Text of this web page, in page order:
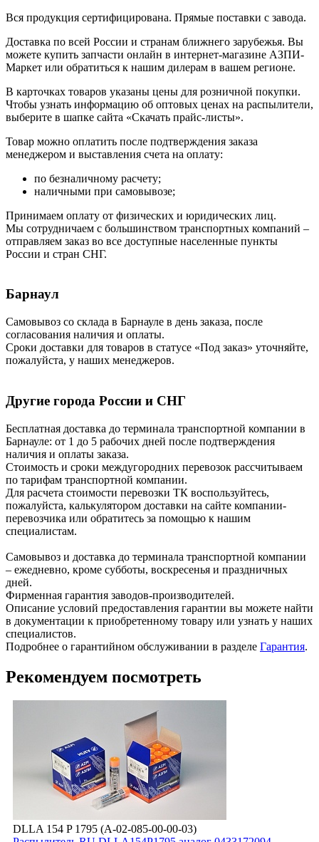
Вся продукция сертифицирована. Прямые поставки с завода.
Доставка по всей России и странам ближнего зарубежья. Вы
можете купить запчасти онлайн в интернет-магазине АЗПИ-
Маркет или обратиться к нашим дилерам в вашем регионе.
В карточках товаров указаны цены для розничной покупки.
Чтобы узнать информацию об оптовых ценах на распылители,
выберите в шапке сайта «Скачать прайс-листы».
Товар можно оплатить после подтверждения заказа
менеджером и выставления счета на оплату:
по безналичному расчету;
наличными при самовывозе;
Принимаем оплату от физических и юридических лиц.
Мы сотрудничаем с большинством транспортных компаний –
отправляем заказ во все доступные населенные пункты
России и стран СНГ.
Барнаул
Самовывоз со склада в Барнауле в день заказа, после
согласования наличия и оплаты.
Сроки доставки для товаров в статусе «Под заказ» уточняйте,
пожалуйста, у наших менеджеров.
Другие города России и СНГ
Бесплатная доставка до терминала транспортной компании в
Барнауле: от 1 до 5 рабочих дней после подтверждения
наличия и оплаты заказа.
Стоимость и сроки междугородних перевозок рассчитываем
по тарифам транспортной компании.
Для расчета стоимости перевозки ТК воспользуйтесь,
пожалуйста, калькулятором доставки на сайте компании-
перевозчика или обратитесь за помощью к нашим
специалистам.
Самовывоз и доставка до терминала транспортной компании
– ежедневно, кроме субботы, воскресенья и праздничных
дней.
Фирменная гарантия заводов-производителей.
Описание условий предоставления гарантии вы можете найти
в документации к приобретенному товару или узнать у наших
специалистов.
Подробнее о гарантийном обслуживании в разделе Гарантия.
Рекомендуем посмотреть
DLLA 154 P 1795 (А-02-085-00-00-03)